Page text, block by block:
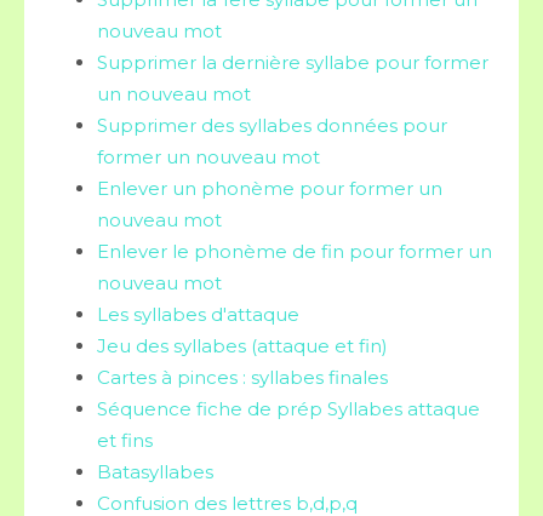
nouveau mot
Supprimer la dernière syllabe pour former
un nouveau mot
Supprimer des syllabes données pour
former un nouveau mot
Enlever un phonème pour former un
nouveau mot
Enlever le phonème de fin pour former un
nouveau mot
Les syllabes d'attaque
Jeu des syllabes (attaque et fin)
Cartes à pinces : syllabes finales
Séquence fiche de prép Syllabes attaque
et fins
Batasyllabes
Confusion des lettres b,d,p,q